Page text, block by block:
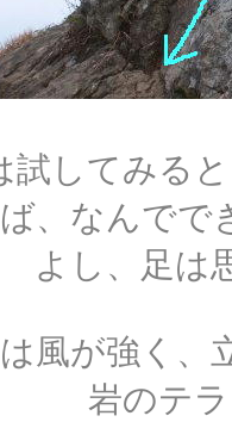
試してみる
、なんでで
よし、足は
風が強く、
岩のテ